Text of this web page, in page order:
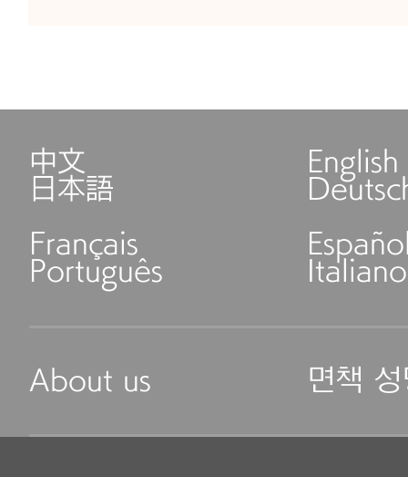
中文 English
日本語
Français
Português Italiano
About us 면책